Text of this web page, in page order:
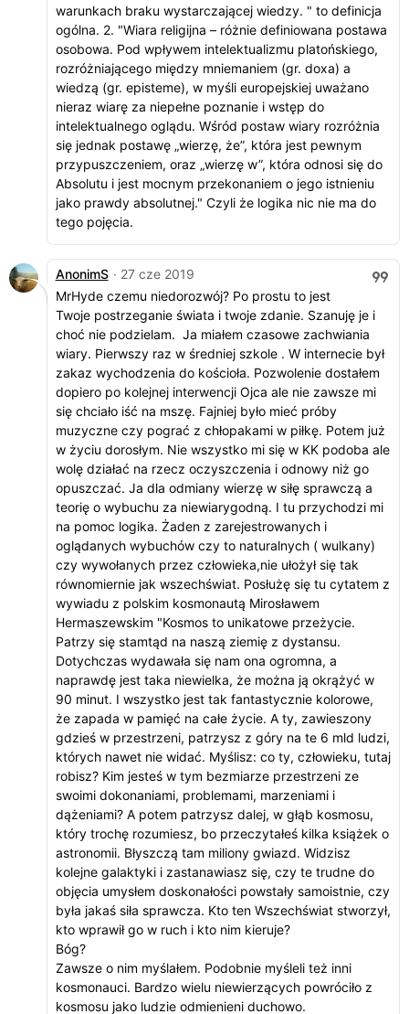
warunkach braku wystarczającej wiedzy. " to definicja
ogólna. 2. "Wiara religijna – różnie definiowana postawa
osobowa. Pod wpływem intelektualizmu platońskiego,
rozróżniającego między mniemaniem (gr. doxa) a
wiedzą (gr. episteme), w myśli europejskiej uważano
nieraz wiarę za niepełne poznanie i wstęp do
intelektualnego oglądu. Wśród postaw wiary rozróżnia
się jednak postawę „wierzę, że”, która jest pewnym
przypuszczeniem, oraz „wierzę w”, która odnosi się do
Absolutu i jest mocnym przekonaniem o jego istnieniu
jako prawdy absolutnej." Czyli że logika nic nie ma do
tego pojęcia.
AnonimS · 27 cze 2019
MrHyde czemu niedorozwój? Po prostu to jest
Twoje postrzeganie świata i twoje zdanie. Szanuję je i
choć nie podzielam. Ja miałem czasowe zachwiania
wiary. Pierwszy raz w średniej szkole . W internecie był
zakaz wychodzenia do kościoła. Pozwolenie dostałem
dopiero po kolejnej interwencji Ojca ale nie zawsze mi
się chciało iść na mszę. Fajniej było mieć próby
muzyczne czy pograć z chłopakami w piłkę. Potem już
w życiu dorosłym. Nie wszystko mi się w KK podoba ale
wolę działać na rzecz oczyszczenia i odnowy niż go
opuszczać. Ja dla odmiany wierzę w siłę sprawczą a
teorię o wybuchu za niewiarygodną. I tu przychodzi mi
na pomoc logika. Żaden z zarejestrowanych i
oglądanych wybuchów czy to naturalnych ( wulkany)
czy wywołanych przez człowieka,nie ułożył się tak
równomiernie jak wszechświat. Posłużę się tu cytatem z
wywiadu z polskim kosmonautą Mirosławem
Hermaszewskim "Kosmos to unikatowe przeżycie.
Patrzy się stamtąd na naszą ziemię z dystansu.
Dotychczas wydawała się nam ona ogromna, a
naprawdę jest taka niewielka, że można ją okrążyć w
90 minut. I wszystko jest tak fantastycznie kolorowe,
że zapada w pamięć na całe życie. A ty, zawieszony
gdzieś w przestrzeni, patrzysz z góry na te 6 mld ludzi,
których nawet nie widać. Myślisz: co ty, człowieku, tutaj
robisz? Kim jesteś w tym bezmiarze przestrzeni ze
swoimi dokonaniami, problemami, marzeniami i
dążeniami? A potem patrzysz dalej, w głąb kosmosu,
który trochę rozumiesz, bo przeczytałeś kilka książek o
astronomii. Błyszczą tam miliony gwiazd. Widzisz
kolejne galaktyki i zastanawiasz się, czy te trudne do
objęcia umysłem doskonałości powstały samoistnie, czy
była jakaś siła sprawcza. Kto ten Wszechświat stworzył,
kto wprawił go w ruch i kto nim kieruje?
Bóg?
Zawsze o nim myślałem. Podobnie myśleli też inni
kosmonauci. Bardzo wielu niewierzących powróciło z
kosmosu jako ludzie odmienieni duchowo.